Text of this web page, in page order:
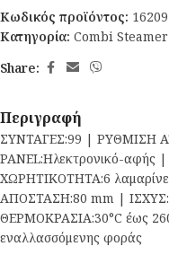
Κωδικός προϊόντος:
Κατηγορία: Combi
Share:
Περιγραφή
ΣΥΝΤΑΓΕΣ:99 | ΡΥΘΜΙΣΗ
PANEL:Ηλεκτρονικό-αφής
ΧΩΡΗΤΙΚΟΤΗΤΑ:6
ΑΠΟΣΤΑΣΗ:80 mm |
ΘΕΡΜΟΚΡΑΣΙΑ:30°C έως
εναλλασσόμενης φοράς